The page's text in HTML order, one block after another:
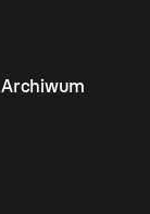
Archiwum